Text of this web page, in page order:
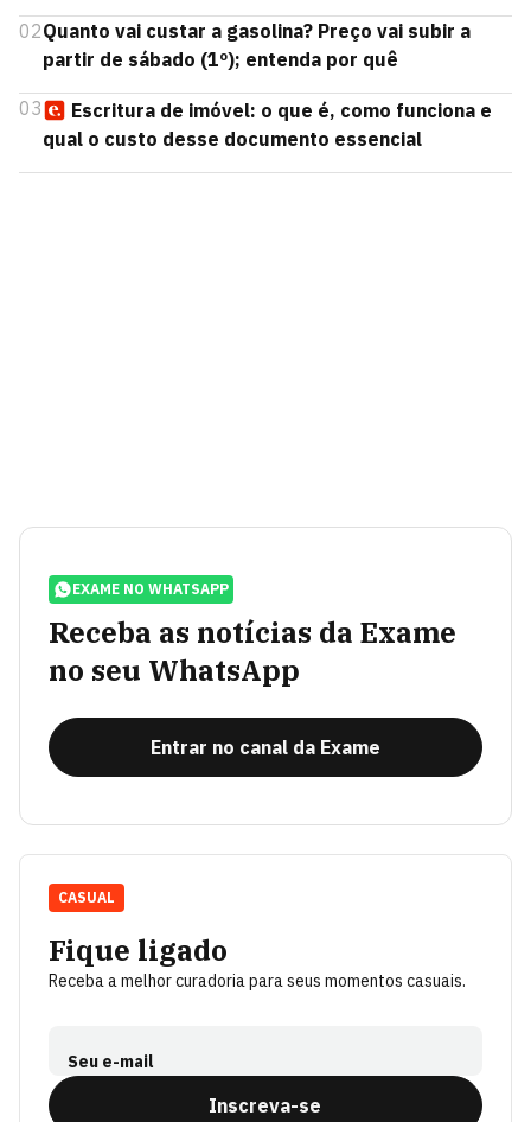
02Quanto vai custar a gasolina? Preço vai subir a
partir de sábado (1º); entenda por quê
03
Escritura de imóvel: o que é, como funciona e
qual o custo desse documento essencial
EXAME NO WHATSAPP
Receba as notícias da Exame
no seu WhatsApp
Entrar no canal da Exame
Fique ligado
Receba a melhor curadoria para seus momentos casuais.
Seu e-mail
Inscreva-se
CASUAL